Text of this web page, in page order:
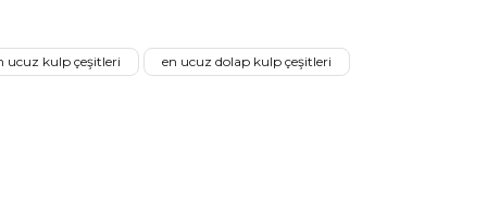
ucuz kulp çeşitleri
en ucuz dolap kulp çeşitleri